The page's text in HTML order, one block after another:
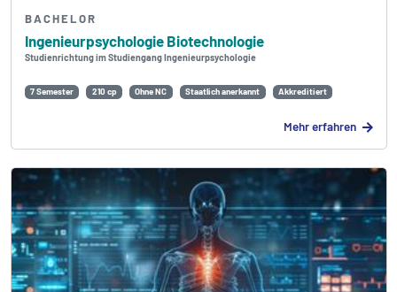
Ingenieur­psychologie Bio­technologie
Studienrichtung im Studiengang Ingenieur­psychologie
BACHELOR
7 Semester 210 cp Ohne NC Staatlich anerkannt Akkreditiert
Mehr erfahren